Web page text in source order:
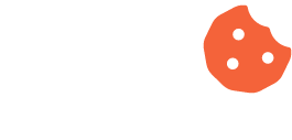
In de Exclusieve Workshop
jouw visie naar
identiteit, stijl,